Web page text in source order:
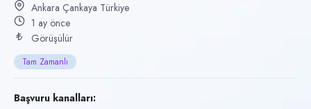
Çalışma şekli
Tam Zamanlı · Ofis
Yayın tarihi
30 Haziran 2026
Son geçerlilik
Ankara Çankaya Türkiye
1 ay önce
Görüşülür
Tam Zamanlı
Başvuru kanalları: